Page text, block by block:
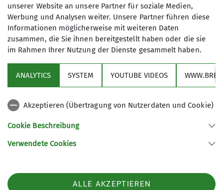
vortrag@alpenverein-oldenburg.de
unserer Website an unsere Partner für soziale Medien,
Werbung und Analysen weiter. Unsere Partner führen diese
Informationen möglicherweise mit weiteren Daten
zusammen, die Sie ihnen bereitgestellt haben oder die sie
im Rahmen Ihrer Nutzung der Dienste gesammelt haben.
ANALYTICS SYSTEM YOUTUBE VIDEOS
Akzeptieren (Übertragung von Nutzerdaten und Cookie)
Cookie Beschreibung
Verwendete Cookies
ALLE AKZEPTIEREN